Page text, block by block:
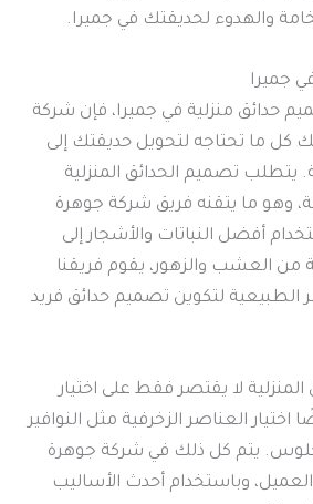
والهدوء لحديقتك في جميرا.
جميرا
حدائق منزلية في جميرا، فإن شركة
كل ما تحتاجه لتحويل حديقتك إلى
تصميم الحدائق المنزلية
وهو ما يتقنه فريق شركة جوهرة
أفضل النباتات والأشجار إلى
من العشب والزهور، يقوم فريقنا
الطبيعية لتكوين تصميم حدائق فريد
لا يقتصر فقط على اختيار
اختيار العناصر الزخرفية مثل النوافير
يتم كل ذلك في شركة جوهرة
العميل، وباستخدام أحدث الأساليب